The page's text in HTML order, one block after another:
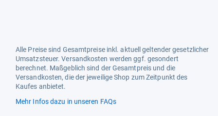
Alle Preise sind Gesamtpreise inkl. aktuell geltender gesetzlicher
Umsatzsteuer. Versandkosten werden ggf. gesondert
berechnet. Maßgeblich sind der Gesamtpreis und die
Versandkosten, die der jeweilige Shop zum Zeitpunkt des
Kaufes anbietet.
Mehr Infos dazu in unseren FAQs